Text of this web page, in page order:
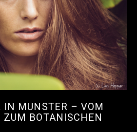
IN MÜNSTER – VOM
ZUM BOTANISCHEN